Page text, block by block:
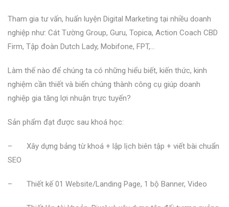
Tham gia tư vấn, huấn luyện Digital Marketing tại nhiều doanh
nghiệp như: Cát Tường Group, Guru, Topica, Action Coach CBD
Firm, Tập đoàn Dutch Lady, Mobifone, FPT,…
Làm thế nào để chúng ta có những hiểu biết, kiến ​​thức, kinh
nghiệm cần thiết và biến chúng thành công cụ giúp doanh
nghiệp gia tăng lợi nhuận trực tuyến?
Sản phẩm đạt được sau khoá học:
– Xây dựng bảng từ khoá + lập lịch biên tập + viết bài chuẩn
SEO
– Thiết kế 01 Website/Landing Page, 1 bộ Banner, Video